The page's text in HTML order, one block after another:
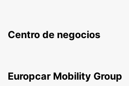
Centro de negocios
Europcar Mobility Group